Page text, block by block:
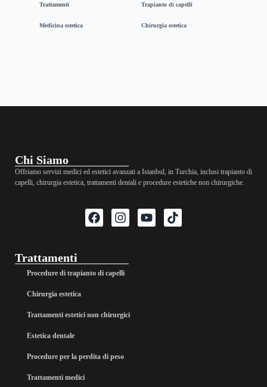
Trattamenti Trapianto di capelli
Medicina estetica Chirurgia estetica
Chi Siamo
Offriamo servizi medici ed estetici avanzati a Istanbul, in Turchia, inclusi trapianto di
capelli, chirurgia estetica, trattamenti dentali e procedure estetiche non chirurgiche.
Trattamenti
Procedure di trapianto di capelli
Chirurgia estetica
Trattamenti estetici non chirurgici
Estetica dentale
Procedure per la perdita di peso
Trattamenti medici